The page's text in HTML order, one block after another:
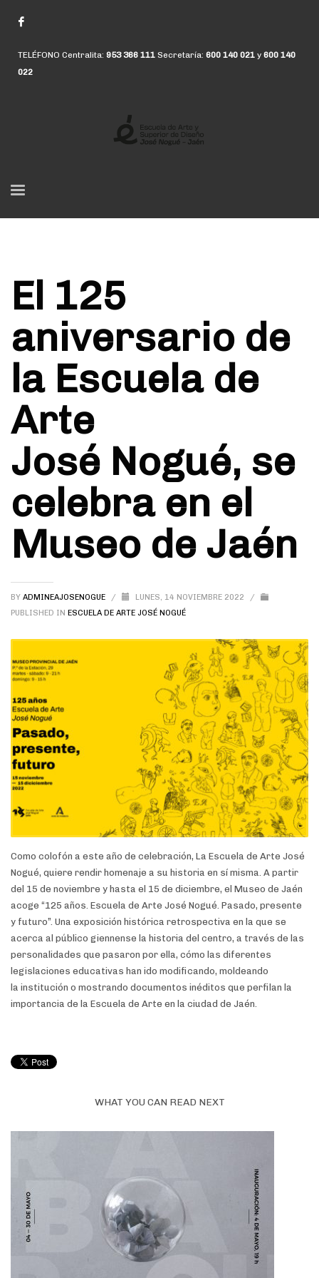
TELÉFONO Centralita: 953 366 111 Secretaría: 600 140 021 y 600 140
022
El 125
aniversario de
la Escuela de
Arte
José Nogué, se
celebra en el
Museo de Jaén
BY ADMINEAJOSENOGUE / LUNES, 14 NOVIEMBRE 2022
/
PUBLISHED IN ESCUELA DE ARTE JOSÉ NOGUÉ
Como colofón a este año de celebración, La Escuela de Arte José
Nogué, quiere rendir homenaje a su historia en sí misma. A partir
del 15 de noviembre y hasta el 15 de diciembre, el Museo de Jaén
acoge “125 años. Escuela de Arte José Nogué. Pasado, presente
y futuro”. Una exposición histórica retrospectiva en la que se
acerca al público giennense la historia del centro, a través de las
personalidades que pasaron por ella, cómo las diferentes
legislaciones educativas han ido modificando, moldeando
la institución o mostrando documentos inéditos que perfilan la
importancia de la Escuela de Arte en la ciudad de Jaén.
WHAT YOU CAN READ NEXT